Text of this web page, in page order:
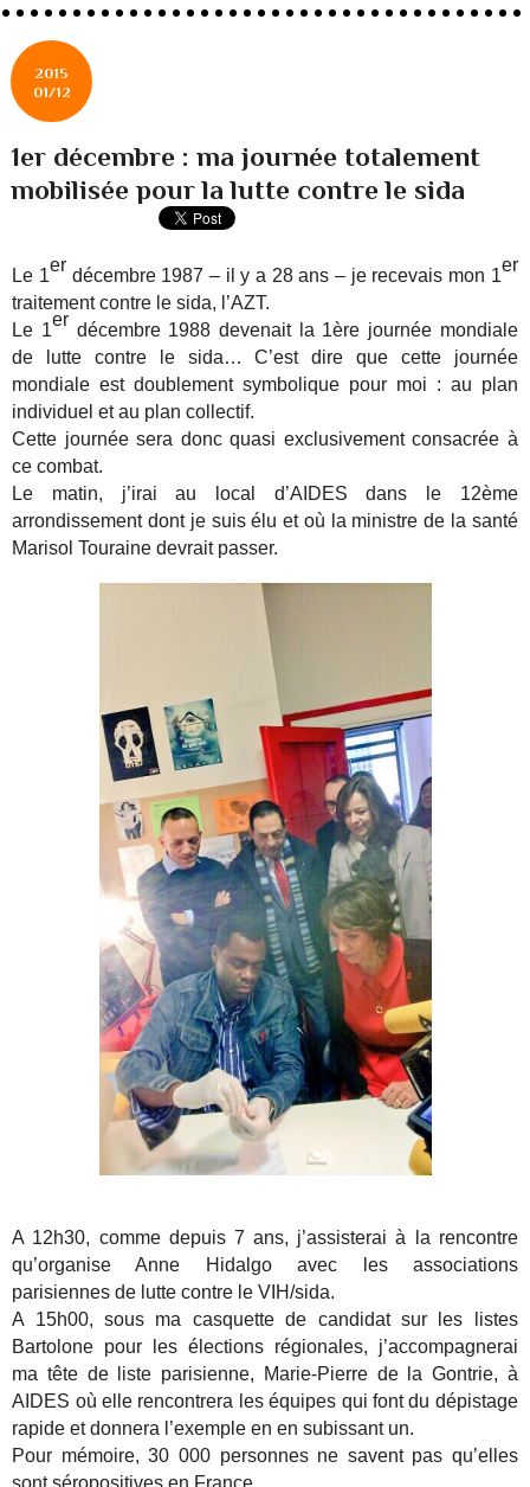
2015
01/12
1er décembre : ma journée totalement
mobilisée pour la lutte contre le sida
Le 1er décembre 1987 – il y a 28 ans – je recevais mon 1er
traitement contre le sida, l’AZT.
Le 1er décembre 1988 devenait la 1ère journée mondiale
de lutte contre le sida… C’est dire que cette journée
mondiale est doublement symbolique pour moi : au plan
individuel et au plan collectif.
Cette journée sera donc quasi exclusivement consacrée à
ce combat.
Le matin, j’irai au local d’AIDES dans le 12ème
arrondissement dont je suis élu et où la ministre de la santé
Marisol Touraine devrait passer.
A 12h30, comme depuis 7 ans, j’assisterai à la rencontre
qu’organise Anne Hidalgo avec les associations
parisiennes de lutte contre le VIH/sida.
A 15h00, sous ma casquette de candidat sur les listes
Bartolone pour les élections régionales, j’accompagnerai
ma tête de liste parisienne, Marie-Pierre de la Gontrie, à
AIDES où elle rencontrera les équipes qui font du dépistage
rapide et donnera l’exemple en en subissant un.
Pour mémoire, 30 000 personnes ne savent pas qu’elles